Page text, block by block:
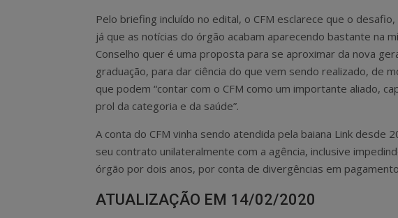
Pelo briefing incluído no edital, o CFM esclarece que o
já que as notícias do órgão acabam aparecendo bastante na
Conselho quer é uma proposta para se aproximar da nova
graduação, para dar ciência do que vem sendo realizado, de
que podem “contar com o CFM como um importante aliado,
prol da categoria e da saúde”.
A conta do CFM vinha sendo atendida pela baiana Link
seu contrato unilateralmente com a agência, inclusive
órgão por dois anos, por conta de divergências em
ATUALIZAÇÃO EM 14/02/2020